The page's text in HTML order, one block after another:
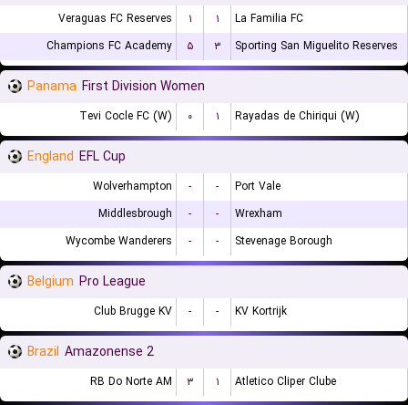
Veraguas FC Reserves ۱ ۱
La Familia FC
Champions FC Academy
۵ ۳ Sporting San Miguelito Reserves
Panama First Division Women
Tevi Cocle FC (W) ۰ ۱ Rayadas de Chiriqui (W)
England EFL Cup
Wolverhampton - -
Port Vale
Middlesbrough
- -
Wrexham
Wycombe Wanderers
- - Stevenage Borough
Belgium Pro League
Club Brugge KV - - KV Kortrijk
Brazil Amazonense 2
RB Do Norte AM ۳ ۱ Atletico Cliper Clube